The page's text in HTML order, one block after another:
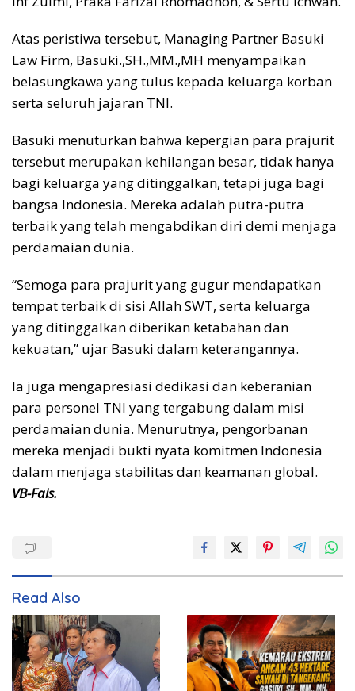
Atas peristiwa tersebut, Managing Partner Basuki
Law Firm, Basuki.,SH.,MM.,MH menyampaikan
belasungkawa yang tulus kepada keluarga korban
serta seluruh jajaran TNI.
Basuki menuturkan bahwa kepergian para prajurit
tersebut merupakan kehilangan besar, tidak hanya
bagi keluarga yang ditinggalkan, tetapi juga bagi
bangsa Indonesia. Mereka adalah putra-putra
terbaik yang telah mengabdikan diri demi menjaga
perdamaian dunia.
“Semoga para prajurit yang gugur mendapatkan
tempat terbaik di sisi Allah SWT, serta keluarga
yang ditinggalkan diberikan ketabahan dan
kekuatan,” ujar Basuki dalam keterangannya.
Ia juga mengapresiasi dedikasi dan keberanian
para personel TNI yang tergabung dalam misi
perdamaian dunia. Menurutnya, pengorbanan
mereka menjadi bukti nyata komitmen Indonesia
dalam menjaga stabilitas dan keamanan global.
VB-Fais.
Read Also